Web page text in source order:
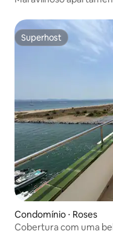
Superhost
Superhost
Condomínio ⋅ Roses
Cobertura com uma